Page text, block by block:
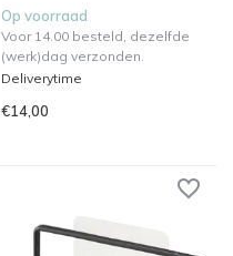
Op voorraad
Voor 14.00 besteld, dezelfde
(werk)dag verzonden.
Deliverytime
€14,00